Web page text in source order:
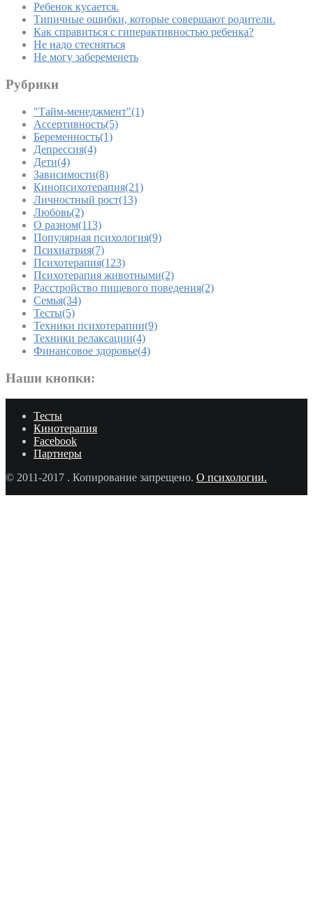
Ребенок кусается.
Типичные ошибки, которые совершают родители.
Как справиться с гиперактивностью ребенка?
Не надо стесняться
Не могу забеременеть
Рубрики
"Тайм-менеджмент"(1)
Ассертивность(5)
Беременность(1)
Депрессия(4)
Дети(4)
Зависимости(8)
Кинопсихотерапия(21)
Личностный рост(13)
Любовь(2)
О разном(113)
Популярная психология(9)
Психиатрия(7)
Психотерапия(123)
Психотерапия животными(2)
Расстройство пищевого поведения(2)
Семья(34)
Тесты(5)
Техники психотерапии(9)
Техники релаксации(4)
Финансовое здоровье(4)
Наши кнопки:
Тесты
Кинотерапия
Facebook
Партнеры
© 2011-2017 . Копирование запрещено. О психологии.